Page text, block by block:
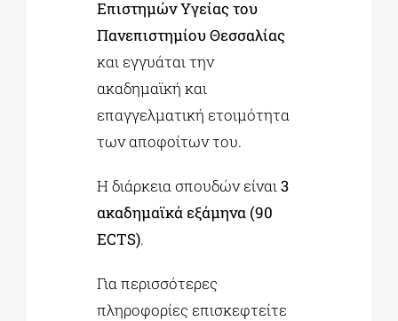
Επιστημών Υγείας του
Πανεπιστημίου Θεσσαλίας
και εγγυάται την
ακαδημαϊκή και
επαγγελματική ετοιμότητα
των αποφοίτων του.
Η διάρκεια σπουδών είναι3
ακαδημαϊκά εξάμηνα (90
ECTS).
Για περισσότερες
πληροφορίες επισκεφτείτε